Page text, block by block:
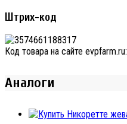
Штрих-код
Код товара на сайте evpfarm.ru:
Аналоги